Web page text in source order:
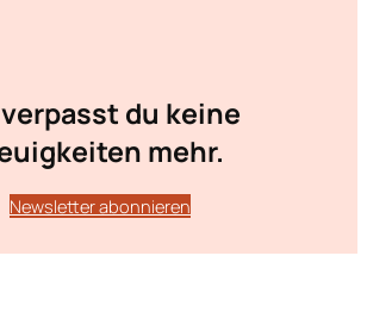
du keine
mehr.
Newsletter abonnieren